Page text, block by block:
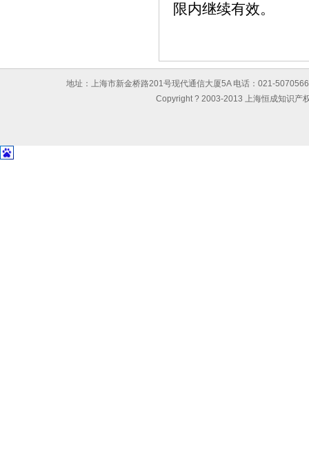
限内继续有效。
地址：上海市新金桥路201号现代通信大厦5A 电话：021-
Copyright ? 2003-2013 上海恒成知识